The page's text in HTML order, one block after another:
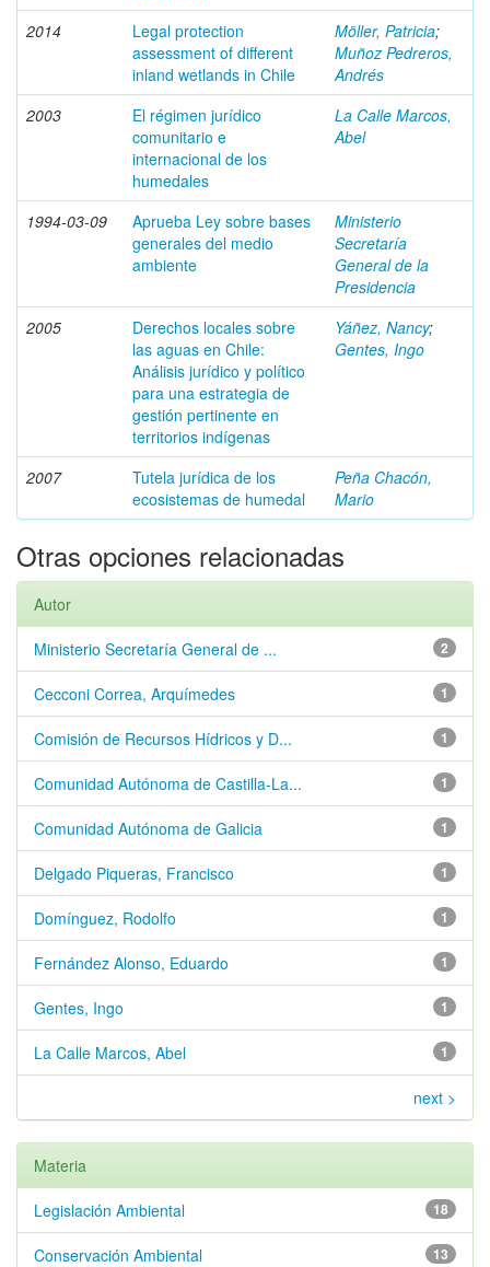
2014
Legal protection
assessment of different
inland wetlands in Chile
Möller, Patricia;
Muñoz Pedreros,
Andrés
2003
El régimen jurídico
comunitario e
internacional de los
humedales
La Calle Marcos,
Abel
1994-03-09
Aprueba Ley sobre bases
generales del medio
ambiente
Ministerio
Secretaría
General de la
Presidencia
2005
Derechos locales sobre
las aguas en Chile:
Análisis jurídico y político
para una estrategia de
gestión pertinente en
territorios indígenas
Yáñez, Nancy;
Gentes, Ingo
2007
Tutela jurídica de los
ecosistemas de humedal
Peña Chacón,
Mario
Otras opciones relacionadas
Autor
2
Ministerio Secretaría General de ...
1
Cecconi Correa, Arquímedes
1
Comisión de Recursos Hídricos y D...
1
Comunidad Autónoma de Castilla-La...
1
Comunidad Autónoma de Galicia
1
Delgado Piqueras, Francisco
1
Domínguez, Rodolfo
1
Fernández Alonso, Eduardo
1
Gentes, Ingo
1
La Calle Marcos, Abel
next >
Materia
18
Legislación Ambiental
13
Conservación Ambiental